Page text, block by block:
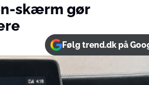
skærm gør
Følg trend.dk på